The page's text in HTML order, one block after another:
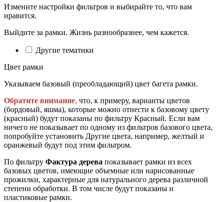
Измените настройки фильтров и выбирайте то, что вам
нравится.
Выйдите за рамки. Жизнь разнообразнее, чем кажется.
Другие тематики
Цвет рамки
Указываем базовый (преобладающий) цвет багета рамки.
Обратите внимание, что, к примеру, варианты цветов
(бордовый, яшма), которые можно отнести к базовому цвету
(красный) будут показаны по фильтру Красный. Если вам
ничего не показывает по одному из фильтров базового цвета,
попробуйте установить Другие цвета, например, желтый и
оранжевый будут под этим фильтром.
По фильтру Фактура дерева показывает рамки из всех
базовых цветов, имеющие объемные или нарисованные
прожилки, характерные для натурального дерева различной
степени обработки. В том числе будут показаны и
пластиковые рамки.